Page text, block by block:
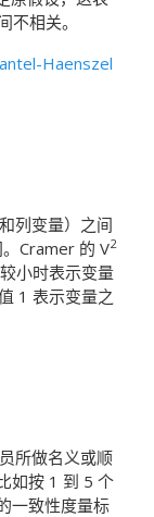
不相关。
Haenszel
列变量）之间
Cramer 的 V2
小时表示变量
1 表示变量之
所做名义或顺
如按 1 到 5 个
一致性度量标